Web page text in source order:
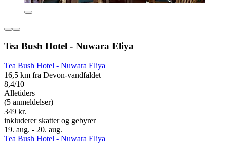
Tea Bush Hotel - Nuwara Eliya
Tea Bush Hotel - Nuwara Eliya
16,5 km fra Devon-vandfaldet
8,4/10
Alletiders
(5 anmeldelser)
349 kr.
inkluderer skatter og gebyrer
19. aug. - 20. aug.
Tea Bush Hotel - Nuwara Eliya